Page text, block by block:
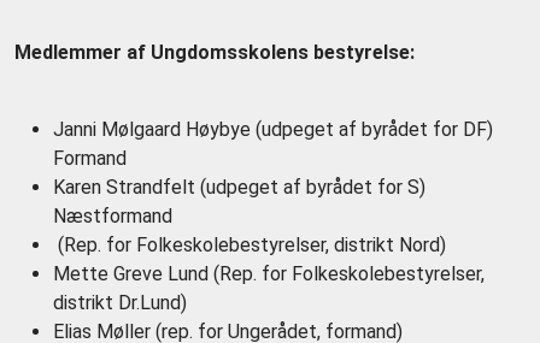
Medlemmer af Ungdomsskolens bestyrelse:
Janni Mølgaard Høybye (udpeget af byrådet for DF)
Formand
Karen Strandfelt (udpeget af byrådet for S)
Næstformand
(Rep. for Folkeskolebestyrelser, distrikt Nord)
Mette Greve Lund (Rep. for Folkeskolebestyrelser,
distrikt Dr.Lund)
Elias Møller (rep. for Ungerådet, formand)